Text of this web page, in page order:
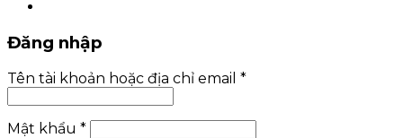
Đăng nhập
Tên tài khoản hoặc địa chỉ email *
Mật khẩu *